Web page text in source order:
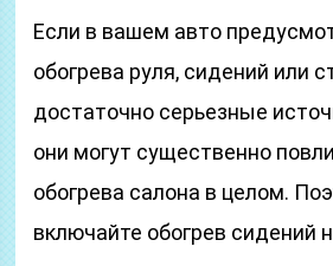
Если в вашем авто
обогрева руля, сидений или
достаточно серьезные
они могут существенно
обогрева салона в целом.
включайте обогрев сидений